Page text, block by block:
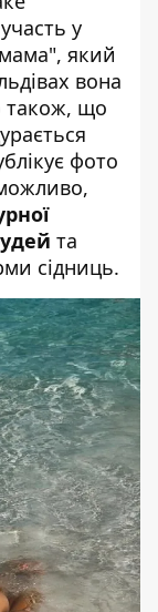
у
який
вона
також, що
фото
та
сідниць.